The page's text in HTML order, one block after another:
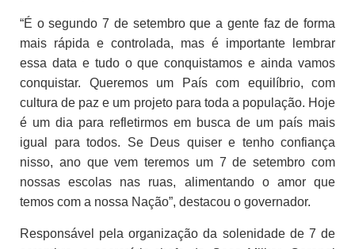
“É o segundo 7 de setembro que a gente faz de forma
mais rápida e controlada, mas é importante lembrar
essa data e tudo o que conquistamos e ainda vamos
conquistar. Queremos um País com equilíbrio, com
cultura de paz e um projeto para toda a população. Hoje
é um dia para refletirmos em busca de um país mais
igual para todos. Se Deus quiser e tenho confiança
nisso, ano que vem teremos um 7 de setembro com
nossas escolas nas ruas, alimentando o amor que
temos com a nossa Nação”, destacou o governador.
Responsável pela organização da solenidade de 7 de